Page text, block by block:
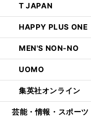
T JAPAN
HAPPY PLUS ONE
MEN'S NON-NO
UOMO
集英社オンライン
芸能・情報・スポーツ